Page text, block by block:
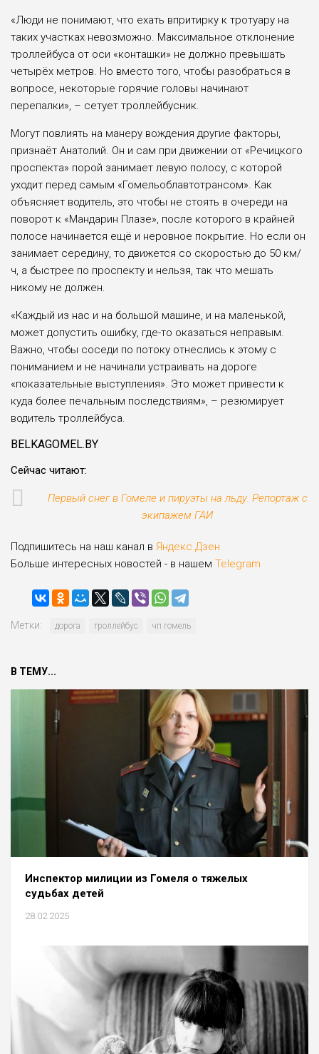
«Люди не понимают, что ехать впритирку к тротуару на
таких участках невозможно. Максимальное отклонение
троллейбуса от оси «конташки» не должно превышать
четырёх метров. Но вместо того, чтобы разобраться в
вопросе, некоторые горячие головы начинают
перепалки», – сетует троллейбусник.
Могут повлиять на манеру вождения другие факторы,
признаёт Анатолий. Он и сам при движении от «Речицкого
проспекта» порой занимает левую полосу, с которой
уходит перед самым «Гомельоблавтотрансом». Как
объясняет водитель, это чтобы не стоять в очереди на
поворот к «Мандарин Плазе», после которого в крайней
полосе начинается ещё и неровное покрытие. Но если он
занимает середину, то движется со скоростью до 50 км/
ч, а быстрее по проспекту и нельзя, так что мешать
никому не должен.
«Каждый из нас и на большой машине, и на маленькой,
может допустить ошибку, где-то оказаться неправым.
Важно, чтобы соседи по потоку отнеслись к этому с
пониманием и не начинали устраивать на дороге
«показательные выступления». Это может привести к
куда более печальным последствиям», – резюмирует
водитель троллейбуса.
BELKAGOMEL.BY
Сейчас читают:
Первый снег в Гомеле и пируэты на льду. Репортаж с
экипажем ГАИ
Подпишитесь на наш канал в Яндекс.Дзен
Больше интересных новостей - в нашем Telegram
Метки: дорога троллейбус чп гомель
В ТЕМУ...
Инспектор милиции из Гомеля о тяжелых
судьбах детей
28.02.2025